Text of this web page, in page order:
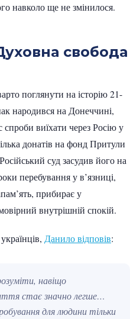
навколо ще не змінилося.
свобода
поглянути на історію 21-
народився на Донеччині,
виїхати через Росію у
донатів на фонд Притули
суд засудив його на
перебування у в’язниці,
прибирає у
внутрішній спокій.
Данило відповів:
навіщо
стає значно легше…
для людини тільки